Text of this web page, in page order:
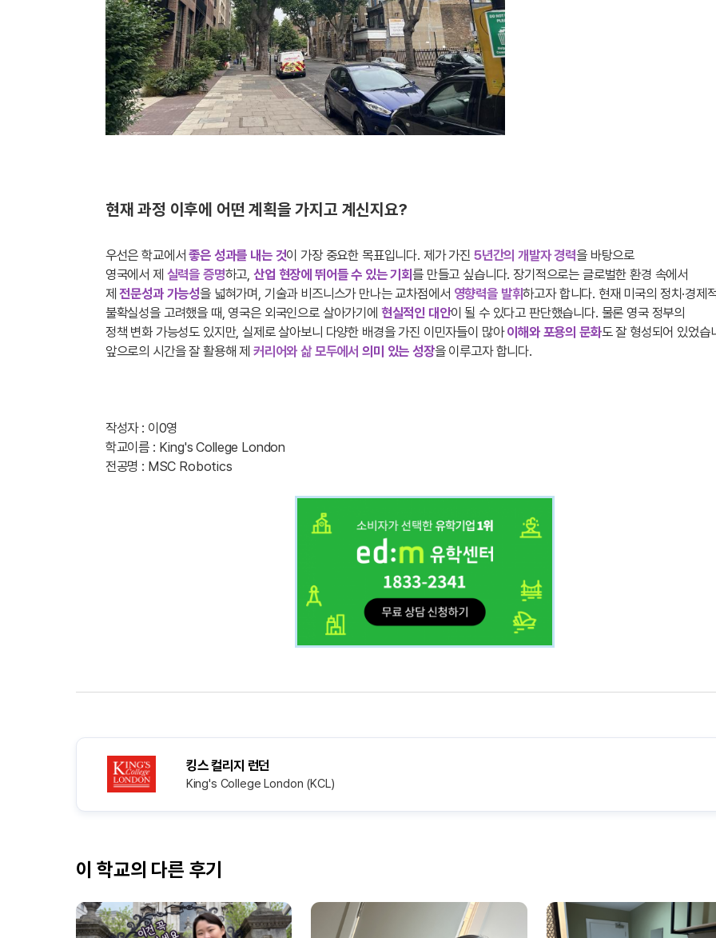
현재 과정 이후에 어떤 계획을 가지고 계신지요?
우선은 학교에서 좋은 성과를 내는 것이 가장 중요한 목표입니다. 제가 가진 5년간의 개발자 경력을 바탕으로
영국에서 제 실력을 증명하고, 산업 현장에 뛰어들 수 있는 기회를 만들고 싶습니다. 장기적으로는 글로벌한 환경 속에서
제 전문성과 가능성을 넓혀가며, 기술과 비즈니스가 만나는 교차점에서 영향력을 발휘하고자 합니다. 현재 미국의 정치·경제적
불확실성을 고려했을 때, 영국은 외국인으로 살아가기에 현실적인 대안이 될 수 있다고 판단했습니다. 물론 영국 정부의
정책 변화 가능성도 있지만, 실제로 살아보니 다양한 배경을 가진 이민자들이 많아이해와 포용의 문화도 잘 형성되어 있었습
앞으로의 시간을 잘 활용해 제 커리어와 삶 모두에서 의미 있는 성장을 이루고자 합니다.
작성자 : 이0영
학교이름 : King's College London
전공명 : MSC Robotics
킹스 컬리지 런던
King's College London (KCL)
이 학교의 다른 후기